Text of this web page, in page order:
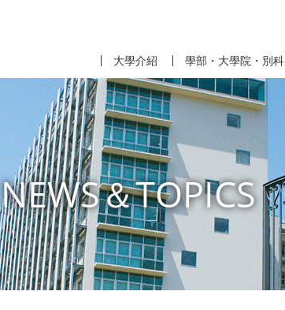
大學介紹 學部・大學院・別科
NEWS＆TOPICS